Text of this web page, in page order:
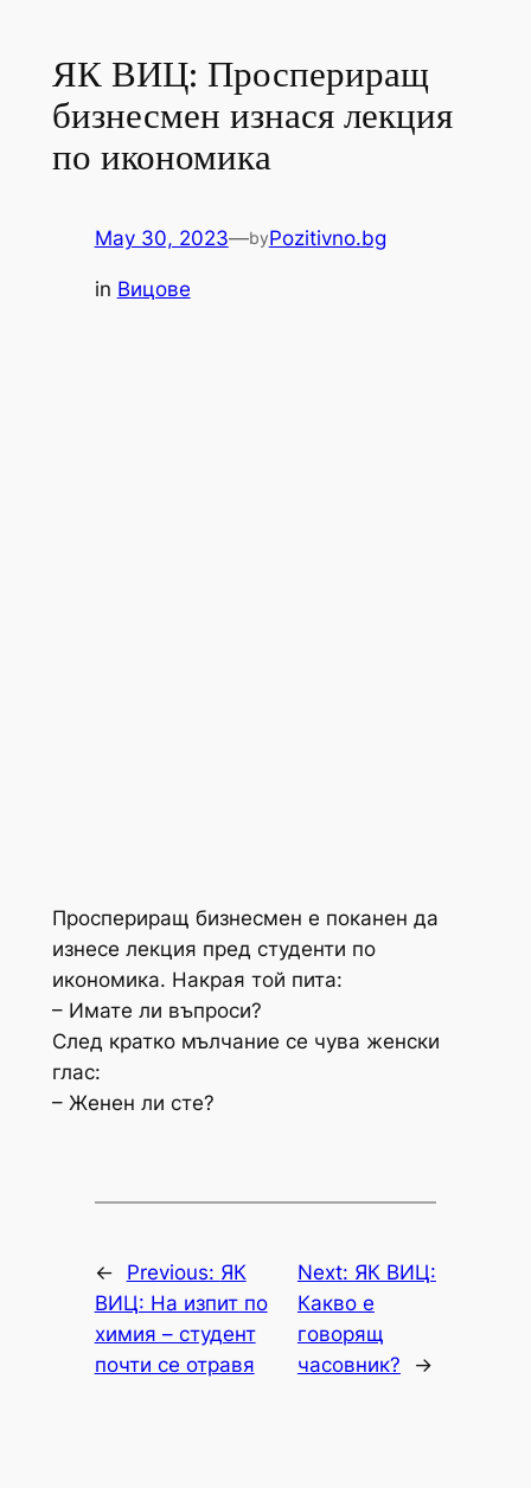
ЯК ВИЦ: Проспериращ
бизнесмен изнася лекция
по икономика
May 30, 2023—byPozitivno.bg
in Вицове
Проспериращ бизнесмен е поканен да
изнесе лекция пред студенти по
икономика. Накрая той пита:
– Имате ли въпроси?
След кратко мълчание се чува женски
глас:
– Женен ли сте?
← Previous: ЯК
ВИЦ: На изпит по
химия – студент
почти се отравя
Next: ЯК ВИЦ:
Какво е
говорящ
часовник?
→